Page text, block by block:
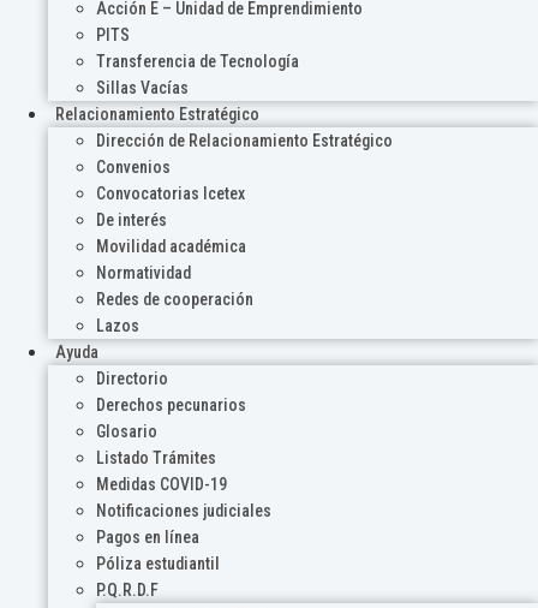
Acción E – Unidad de Emprendimiento
PITS
Transferencia de Tecnología
Sillas Vacías
Relacionamiento Estratégico
Dirección de Relacionamiento Estratégico
Convenios
Convocatorias Icetex
De interés
Movilidad académica
Normatividad
Redes de cooperación
Lazos
Ayuda
Directorio
Derechos pecunarios
Glosario
Listado Trámites
Medidas COVID-19
Notificaciones judiciales
Pagos en línea
Póliza estudiantil
P.Q.R.D.F